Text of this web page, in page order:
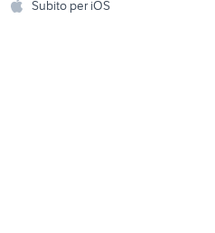
Subito per iOS